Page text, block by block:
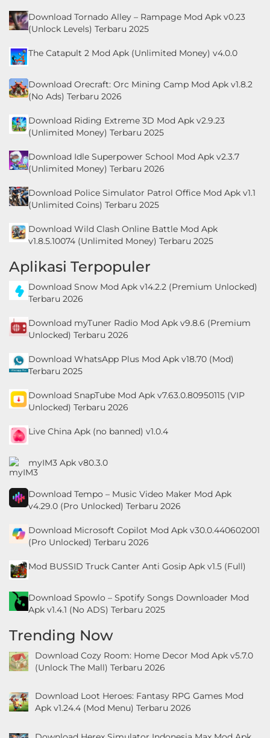
Download Tornado Alley – Rampage Mod Apk v0.23
(Unlock Levels) Terbaru 2025
The Catapult 2 Mod Apk (Unlimited Money) v4.0.0
Download Orecraft: Orc Mining Camp Mod Apk v1.8.2
(No Ads) Terbaru 2026
Download Riding Extreme 3D Mod Apk v2.9.23
(Unlimited Money) Terbaru 2025
Download Idle Superpower School Mod Apk v2.3.7
(Unlimited Money) Terbaru 2026
Download Police Simulator Patrol Office Mod Apk v1.1
(Unlimited Coins) Terbaru 2025
Download Wild Clash Online Battle Mod Apk
v1.8.5.10074 (Unlimited Money) Terbaru 2025
Aplikasi Terpopuler
Download Snow Mod Apk v14.2.2 (Premium Unlocked)
Terbaru 2026
Download myTuner Radio Mod Apk v9.8.6 (Premium
Unlocked) Terbaru 2026
Download WhatsApp Plus Mod Apk v18.70 (Mod)
Terbaru 2025
Download SnapTube Mod Apk v7.63.0.80950115 (VIP
Unlocked) Terbaru 2026
Live China Apk (no banned) v1.0.4
myIM3 Apk v80.3.0
Download Tempo – Music Video Maker Mod Apk
v4.29.0 (Pro Unlocked) Terbaru 2026
Download ​​Microsoft Copilot Mod Apk v30.0.440602001
(Pro Unlocked) Terbaru 2026
Mod BUSSID Truck Canter Anti Gosip Apk v1.5 (Full)
Download Spowlo – Spotify Songs Downloader Mod
Apk v1.4.1 (No ADS) Terbaru 2025
Trending Now
Download Cozy Room: Home Decor Mod Apk v5.7.0
(Unlock The Mall) Terbaru 2026
Download Loot Heroes: Fantasy RPG Games Mod
Apk v1.24.4 (Mod Menu) Terbaru 2026